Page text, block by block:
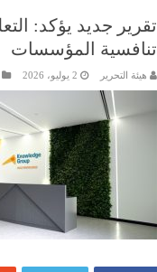
تقرير جديد يؤكد:
تنافسية المؤسسات
هيئة التحرير 2 يوليو، 2026